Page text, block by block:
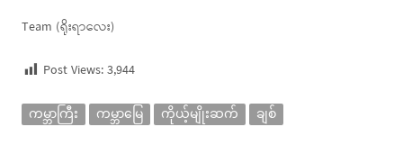
Team (ရိုးရာလေး)
Post Views:3,944
ကမ္ဘာကြီး ကမ္ဘာမြေ ကိုယ့်မျိုးဆက် ချစ်